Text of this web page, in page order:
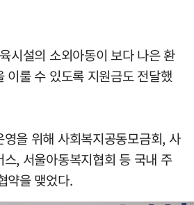
시설의 소외아동이 보다 나은 환
이룰 수 있도록 지원금도 전달했
을 위해 사회복지공동모금회, 사
, 서울아동복지협회 등 국내 주
약을 맺었다.